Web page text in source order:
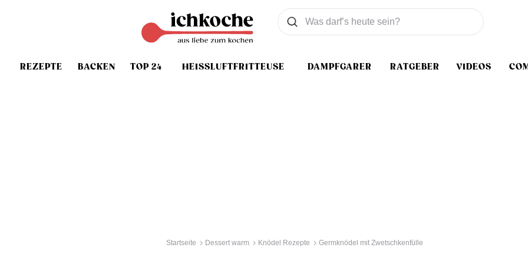
REZEPTE BACKEN TOP 24 HEISSLUFTFRITTEUSE DAMPFGARER RATGEBER VIDEOS
Was wollen Sie suchen
Suchen
Startseite Dessert warm Knödel Rezepte Germknödel mit Zwetschkenfülle